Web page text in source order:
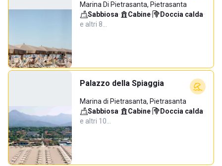
Marina Di Pietrasanta, Pietrasanta
Sabbiosa· Cabine· Doccia calda·
e altri 8…
Palazzo della Spiaggia
Marina di Pietrasanta, Pietrasanta
Sabbiosa· Cabine· Doccia calda·
e altri 10…